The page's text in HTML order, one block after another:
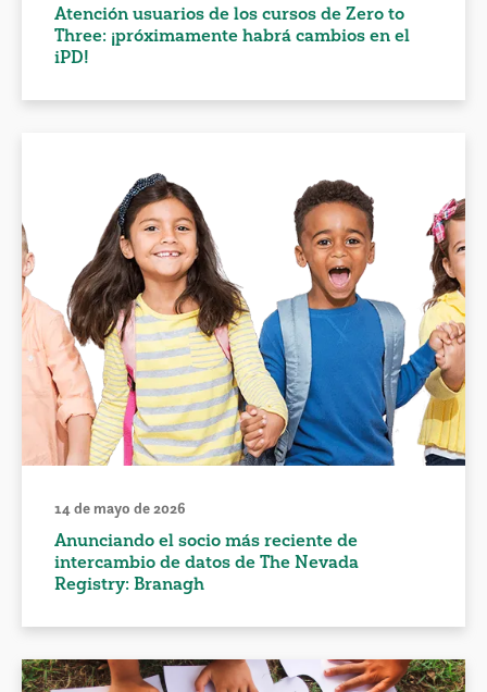
Atención usuarios de los cursos de Zero to
Three: ¡próximamente habrá cambios en el
iPD!
14 de mayo de 2026
Anunciando el socio más reciente de
intercambio de datos de The Nevada
Registry: Branagh